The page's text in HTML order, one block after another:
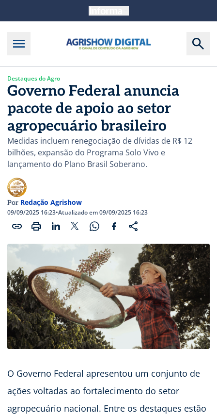
Destaques do Agro
Governo Federal anuncia
pacote de apoio ao setor
agropecuário brasileiro
Medidas incluem renegociação de dívidas de R$ 12
bilhões, expansão do Programa Solo Vivo e
lançamento do Plano Brasil Soberano.
Por Redação Agrishow
09/09/2025 16:23•Atualizado em 09/09/2025 16:23
O Governo Federal apresentou um conjunto de
ações voltadas ao fortalecimento do setor
agropecuário nacional. Entre os destaques estão